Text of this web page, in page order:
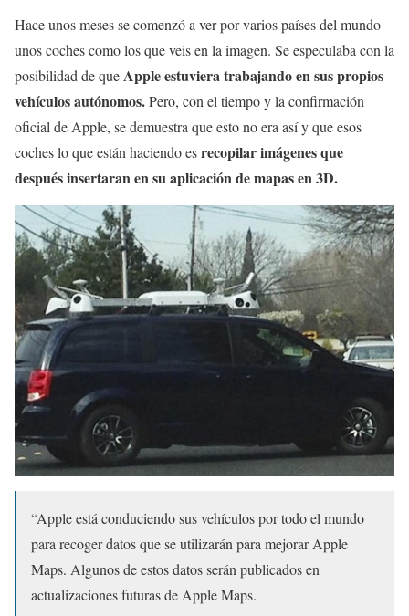
Hace unos meses se comenzó a ver por varios países del mundo
unos coches como los que veis en la imagen. Se especulaba con la
posibilidad de queApple estuviera trabajando en sus propios
vehículos autónomos.Pero, con el tiempo y la confirmación
oficial de Apple, se demuestra que esto no era así y que esos
coches lo que están haciendo esrecopilar imágenes que
después insertaran en su aplicación de mapas en 3D.
“Apple está conduciendo sus vehículos por todo el mundo
para recoger datos que se utilizarán para mejorar Apple
Maps. Algunos de estos datos serán publicados en
actualizaciones futuras de Apple Maps.